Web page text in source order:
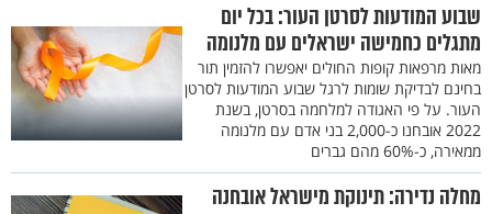
שבוע המודעות לסרטן העור: בכל יום
מתגלים כחמישה ישראלים עם מלנומה
מאות מרפאות קופות החולים יאפשרו להזמין תור
בחינם לבדיקת שומות לרגל שבוע המודעות לסרטן
העור. על פי האגודה למלחמה בסרטן, בשנת
2022 אובחנו כ-2,000 בני אדם עם מלנומה
ממאירה, כ-60% מהם גברים
מחלה נדירה: תינוקת מישראל אובחנה